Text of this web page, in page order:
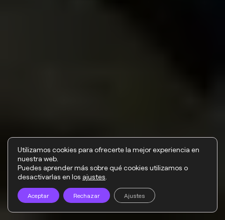
Utilizamos cookies para ofrecerte la mejor experiencia en
nuestra web.
Puedes aprender más sobre qué cookies utilizamos o
desactivarlas en los ajustes
Aceptar Rechazar Ajustes